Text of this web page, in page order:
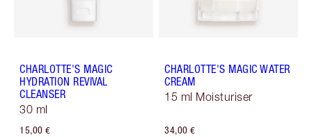
CHARLOTTE'S MAGIC
HYDRATION REVIVAL
CLEANSER
30 ml
15,00 €
CHARLOTTE'S MAGIC WATER
CREAM
15 ml Moisturiser
34,00 €